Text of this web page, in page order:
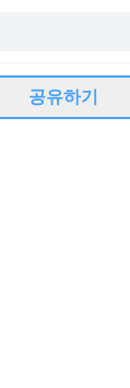
공유하기